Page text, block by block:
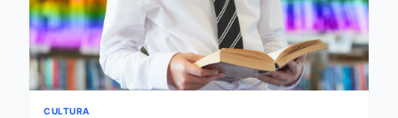
CULTURA